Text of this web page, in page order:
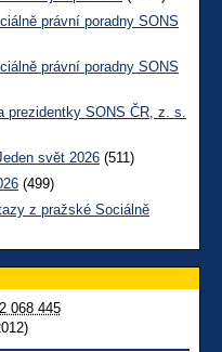
právní poradny SONS
právní poradny SONS
prezidentky SONS ČR, z. s.
svět 2026 (511)
(499)
z pražské Sociálně
2 068 445